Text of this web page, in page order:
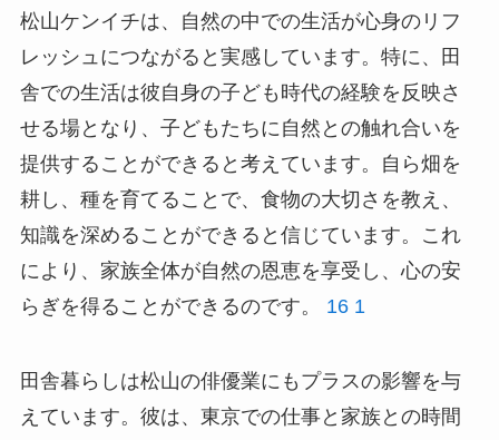
松山ケンイチは、自然の中での生活が心身のリフ
レッシュにつながると実感しています。特に、田
舎での生活は彼自身の子ども時代の経験を反映さ
せる場となり、子どもたちに自然との触れ合いを
提供することができると考えています。自ら畑を
耕し、種を育てることで、食物の大切さを教え、
知識を深めることができると信じています。これ
により、家族全体が自然の恩恵を享受し、心の安
らぎを得ることができるのです。 16 1
田舎暮らしは松山の俳優業にもプラスの影響を与
えています。彼は、東京での仕事と家族との時間